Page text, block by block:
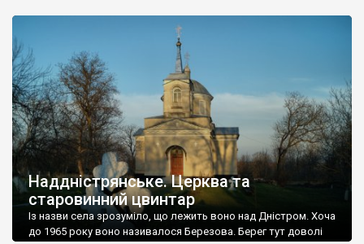
старовинний цвинтар із кам’яними хрестами. Всі епітафії, які
збереглися, написані кирилицею, церковнослов’янською
мовою. За всіма традиційними ознаками – цвинтар
український. Хрести датуються 19 століттям. У 1924-1940
роках Болган […]
Наддністрянське. Церква та
старовинний цвинтар
Із назви села зрозуміло, що лежить воно над Дністром. Хоча
до 1965 року воно називалося Березова. Берег тут доволі